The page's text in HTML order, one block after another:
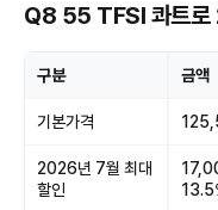
Q8 55 TFSI 콰트로
구분 금액
기본가격
2026년 7월 최대
할인